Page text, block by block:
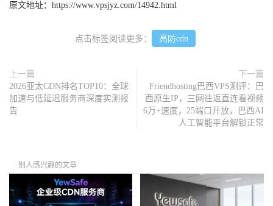
原文地址： https://www.vpsjyz.com/14942.html
点击标签阅读更多： 高防cdn
上一篇
2026亚太CDN排名TOP10：全球
加速与低延迟服务商深度实测报
告
下一篇
Friendhosting巴西VPS测评：巴
西原生IP，三网往返直连看视频
6万+速度，25端口开放，巴西AI
人工智能平台解锁正常
别人感兴趣的文章